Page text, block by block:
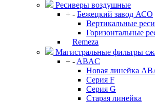
Ресиверы воздушные
+ - Бежецкий завод АСО
Вертикальные
Горизонтальные
Remeza
Магистральные фильтры
+ - ABAC
Новая линейка
Серия F
Серия G
Старая линейка